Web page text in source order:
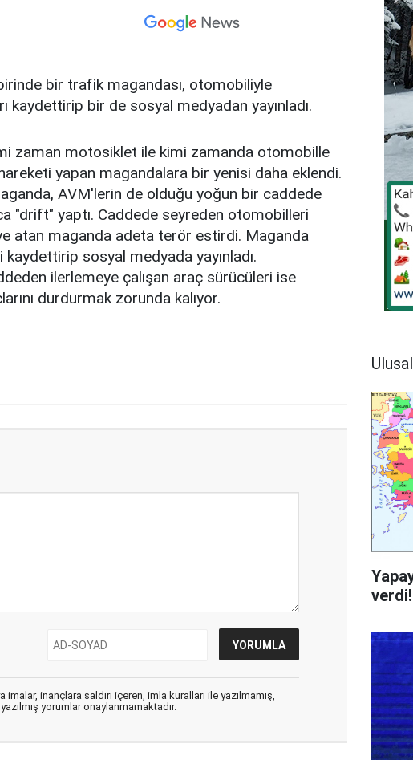
bir trafik magandası, otomobiliyle
kaydettirip bir de sosyal medyadan yayınladı.
zaman motosiklet ile kimi zamanda otomobille
yapan magandalara bir yenisi daha eklendi.
AVM'lerin de olduğu yoğun bir caddede
"drift" yaptı. Caddede seyreden otomobilleri
atan maganda adeta terör estirdi. Maganda
sosyal medyada yayınladı.
ilerlemeye çalışan araç sürücüleri ise
durdurmak zorunda kalıyor.
inançlara saldırı içeren, imla kuralları ile yazılmamış,
yorumlar onaylanmamaktadır.
Ulusal
verdi!